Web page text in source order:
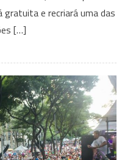
do
Carnaval
e recriará uma das
[…]